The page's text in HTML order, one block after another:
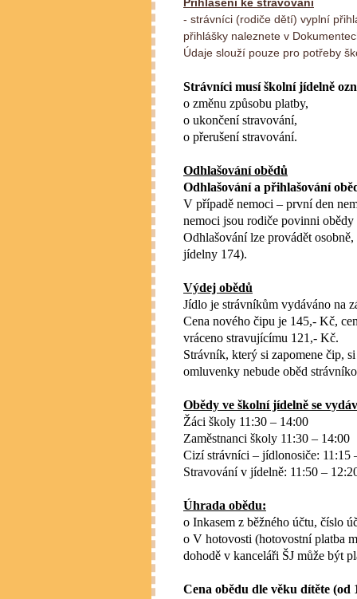
- strávníci (rodiče dětí) vyplní
přihlášky naleznete v
Údaje slouží pouze pro potřeby
Strávníci musí školní jídelně
o změnu způsobu platby,
o ukončení stravování,
o přerušení stravování.
Odhlašování obědů
Odhlašování a přihlašování
V případě nemoci – první den
nemoci jsou rodiče povinni
Odhlašování lze provádět
jídelny 174).
Výdej obědů
Jídlo je strávníkům vydáváno na
Cena nového čipu je 145,- Kč,
vráceno stravujícímu 121,- Kč.
Strávník, který si zapomene čip,
omluvenky nebude oběd
Obědy ve školní jídelně se
Žáci školy 11:30 – 14:00
Zaměstnanci školy 11:30 – 14:00
Cizí strávníci – jídlonosiče: 11:15
Stravování v jídelně: 11:50 –
Úhrada obědu:
o Inkasem z běžného účtu, číslo
o V hotovosti (hotovostní platba
dohodě v kanceláři ŠJ může být
Cena obědu dle věku dítěte (od